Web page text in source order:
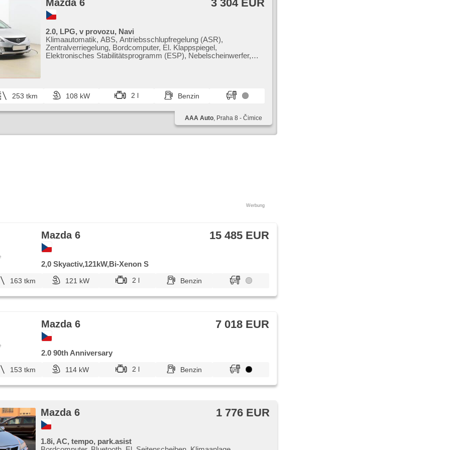
Mazda 6 3 304 EUR
2.0, LPG, v provozu, Navi
Klimaautomatik, ABS, Antriebsschlupfregelung (ASR),
Zentralverriegelung, Bordcomputer, El. Klappspiegel,
Elektronisches Stabilitätsprogramm (ESP), Nebelscheinwerfer,
253 tkm 108 kW 2 l Benzin
AAA Auto, Praha 8 - Čimice
Werbung
Mazda 6 15 485 EUR
2,0 Skyactiv,121kW,Bi-Xenon S
163 tkm 121 kW 2 l Benzin
Mazda 6 7 018 EUR
2.0 90th Anniversary
153 tkm 114 kW 2 l Benzin
Mazda 6 1 776 EUR
1.8i, AC, tempo, park.asist